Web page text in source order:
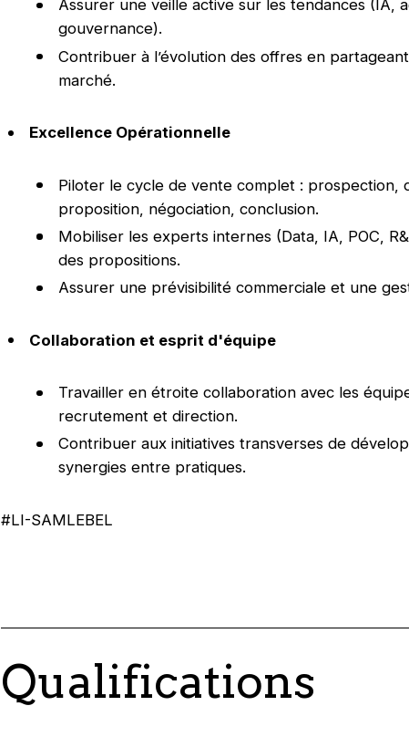
Assurer une veille active sur les tendances (IA,
gouvernance).
Contribuer à l’évolution des offres en
marché.
Excellence Opérationnelle
Piloter le cycle de vente complet : prospection,
proposition, négociation, conclusion.
Mobiliser les experts internes (Data, IA, POC,
des propositions.
Assurer une prévisibilité commerciale et une
Collaboration et esprit d'équipe
Travailler en étroite collaboration avec les
recrutement et direction.
Contribuer aux initiatives transverses de
synergies entre pratiques.
#LI-SAMLEBEL
Qualifications